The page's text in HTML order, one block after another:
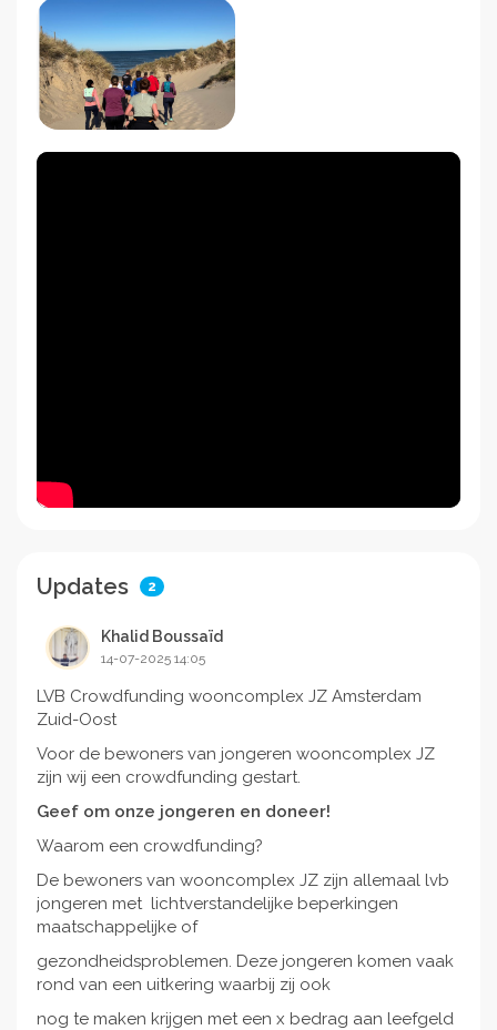
Updates 2
Khalid Boussaïd
14-07-2025 14:05
LVB Crowdfunding wooncomplex JZ Amsterdam
Zuid-Oost
Voor de bewoners van jongeren wooncomplex JZ
zijn wij een crowdfunding gestart.
Geef om onze jongeren en doneer!
Waarom een crowdfunding?
De bewoners van wooncomplex JZ zijn allemaal lvb
jongeren met lichtverstandelijke beperkingen
maatschappelijke of
gezondheidsproblemen. Deze jongeren komen vaak
rond van een uitkering waarbij zij ook
nog te maken krijgen met een x bedrag aan leefgeld